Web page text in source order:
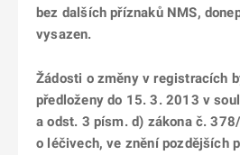
bez dalších příznaků NMS,
vysazen.
Žádosti o změny v registracích
předloženy do 15. 3. 2013 v
a odst. 3 písm. d) zákona č.
o léčivech, ve znění pozdějších